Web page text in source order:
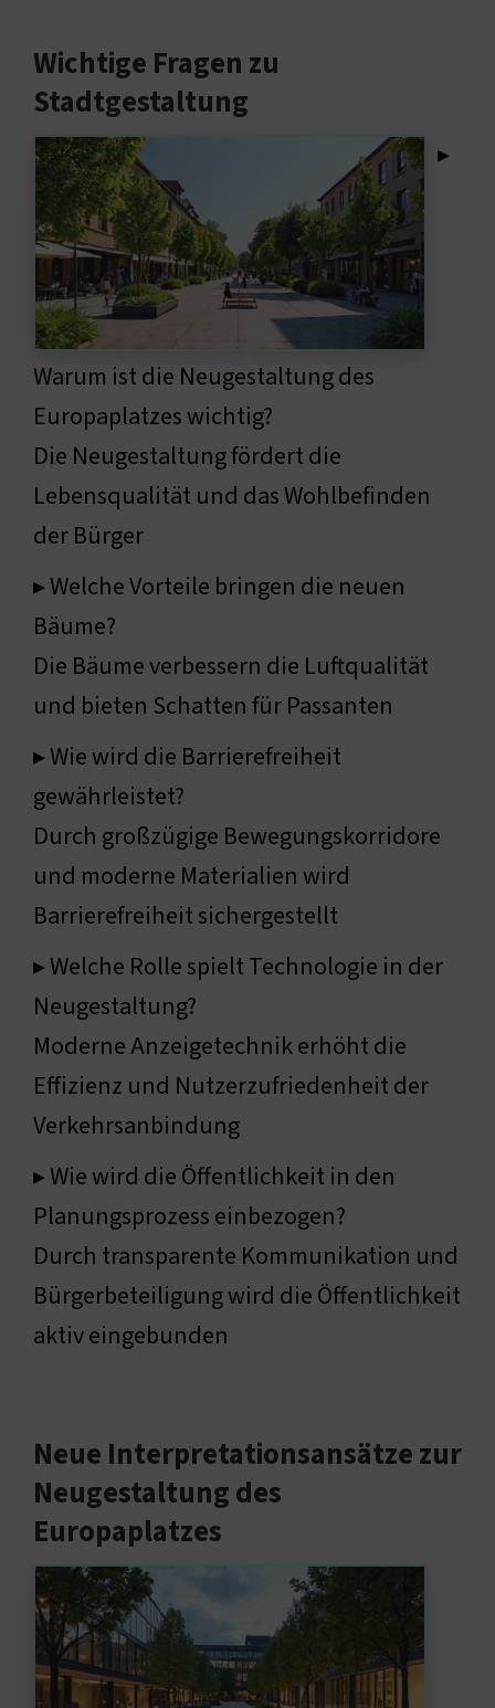
Wichtige Fragen zu
Stadtgestaltung
▸
Warum ist die Neugestaltung des
Europaplatzes wichtig?
Die Neugestaltung fördert die
Lebensqualität und das Wohlbefinden
der Bürger
▸ Welche Vorteile bringen die neuen
Bäume?
Die Bäume verbessern die Luftqualität
und bieten Schatten für Passanten
▸ Wie wird die Barrierefreiheit
gewährleistet?
Durch großzügige Bewegungskorridore
und moderne Materialien wird
Barrierefreiheit sichergestellt
▸ Welche Rolle spielt Technologie in der
Neugestaltung?
Moderne Anzeigetechnik erhöht die
Effizienz und Nutzerzufriedenheit der
Verkehrsanbindung
▸ Wie wird die Öffentlichkeit in den
Planungsprozess einbezogen?
Durch transparente Kommunikation und
Bürgerbeteiligung wird die Öffentlichkeit
aktiv eingebunden
Neue Interpretationsansätze zur
Neugestaltung des
Europaplatzes